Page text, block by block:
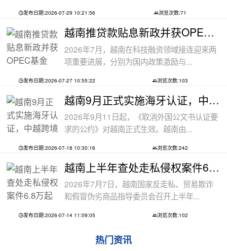
发布日期:2026-07-29 10:21:56 浏览次数:71
越南推贷款贴息新政并获OPEC基金5000万美
2026年7月，越南在科技融资领域接连迎来两
项重要进展，分别为国内政策激励与...
发布日期:2026-07-27 10:55:22 浏览次数:103
越南9月正式实施海牙认证，中越跨境文件
2026年9月11日起，《取消外国公文书认证要
求的公约》对越南正式生效。越南由...
发布日期:2026-07-18 10:30:16 浏览次数:242
越南上半年查处走私侵权案件6.8万起
2026年7月7日，越南国家反走私、贸易欺诈
和假冒伪劣商品指导委员会召开上半年...
发布日期:2026-07-14 11:09:05 浏览次数:102
热门资讯